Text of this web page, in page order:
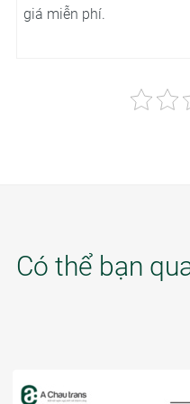
giá miễn phí.
Có thể bạn